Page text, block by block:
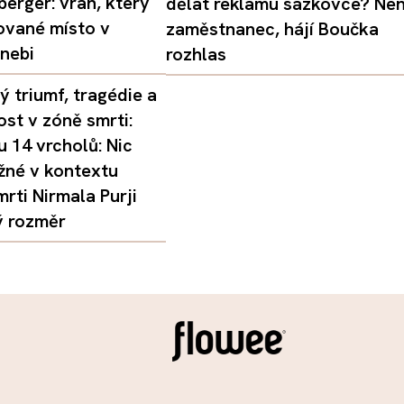
místo v
triumf, tragédie a
v zóně smrti:
14 vrcholů: Nic
v kontextu
Nirmala Purji
rozměr
zaměstnanec, hájí Boučka
rozhlas